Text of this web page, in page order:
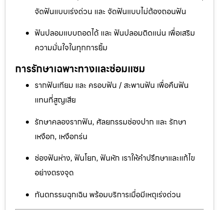
จัดฟันแบบเร่งด่วน และ จัดฟันแบบไม่ต้องถอนฟัน
ฟันปลอมแบบถอดได้ และ ฟันปลอมติดแน่น เพื่อเสริม
ความมั่นใจในทุกการยิ้ม
การรักษาเฉพาะทางและซ่อมแซม
รากฟันเทียม และ ครอบฟัน / สะพานฟัน เพื่อคืนฟัน
แทนที่สูญเสีย
รักษาคลองรากฟัน, ศัลยกรรมช่องปาก และ รักษา
เหงือก, เหงือกร่น
ช่องฟันห่าง, ฟันโยก, ฟันหัก เราให้คำปรึกษาและแก้ไข
อย่างตรงจุด
ทันตกรรมฉุกเฉิน พร้อมบริการเมื่อมีเหตุเร่งด่วน